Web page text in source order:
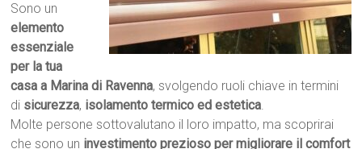
Sono un
elemento
essenziale
per la tua
casa a Marina di Ravenna, svolgendo ruoli chiave in termini
di sicurezza, isolamento termico ed estetica.
Molte persone sottovalutano il loro impatto, ma scoprirai
che sono un investimento prezioso per migliorare il comfort